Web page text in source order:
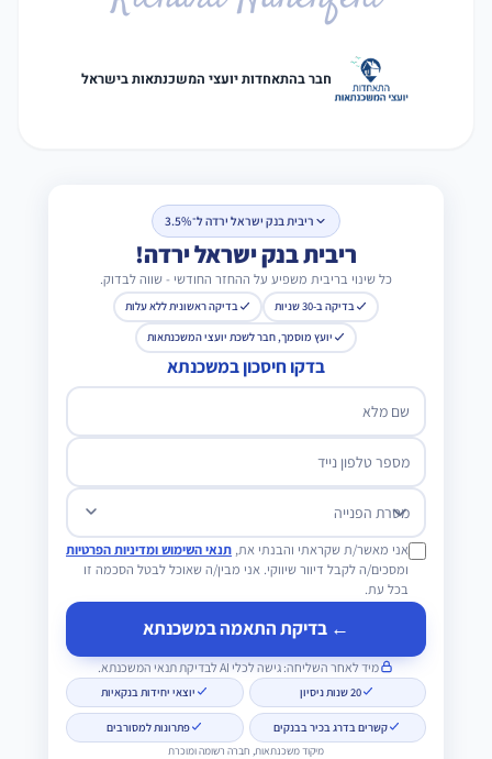
חבר בהתאחדות יועצי המשכנתאות בישראל
ריבית בנק ישראל ירדה ל־3.5%
ריבית בנק ישראל ירדה!
כל שינוי בריבית משפיע על ההחזר החודשי - שווה לבדוק.
בדיקה ב-30 שניות
בדיקה ראשונית ללא עלות
יועץ מוסמך, חבר לשכת יועצי המשכנתאות
בדקו חיסכון במשכנתא
שם מלא
מספר טלפון נייד
מטרת הפנייה
אני מאשר/ת שקראתי והבנתי את, תנאי השימוש ומדיניות הפרטיות
ומסכים/ה לקבל דיוור שיווקי. אני מבין/ה שאוכל לבטל הסכמה זו
בכל עת.
← בדיקת התאמה במשכנתא
מיד לאחר השליחה: גישה לכלי AI לבדיקת תנאי המשכנתא.
20 שנות ניסיון יוצאי יחידות בנקאיות
קשרים בדרג בכיר בבנקים פתרונות למסורבים
מיקוד משכנתאות, חברה רשומה ומוכרת